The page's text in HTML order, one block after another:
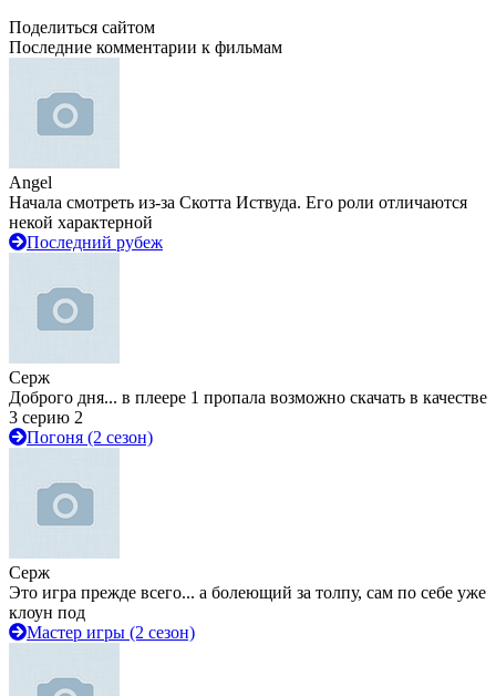
Поделиться сайтом
Последние комментарии к фильмам
Angel
Начала смотреть из-за Скотта Иствуда. Его роли отличаются
некой характерной
Последний рубеж
Серж
Доброго дня... в плеере 1 пропала возможно скачать в качестве
3 серию 2
Погоня (2 сезон)
Серж
Это игра прежде всего... а болеющий за толпу, сам по себе уже
клоун под
Мастер игры (2 сезон)